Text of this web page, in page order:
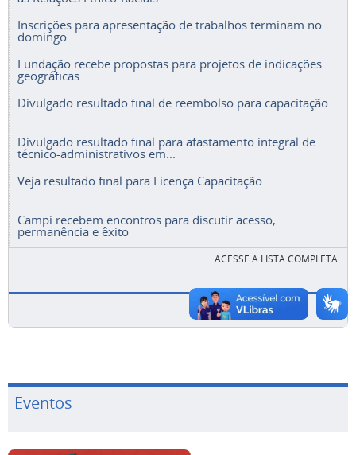
Inscrições para apresentação de trabalhos terminam no
domingo
Fundação recebe propostas para projetos de indicações
geográficas
Divulgado resultado final de reembolso para capacitação
Divulgado resultado final para afastamento integral de
técnico-administrativos em...
Veja resultado final para Licença Capacitação
Campi recebem encontros para discutir acesso,
permanência e êxito
ACESSE A LISTA COMPLETA
Eventos